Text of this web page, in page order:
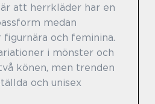
att herrkläder har en
medan
och feminina.
i mönster och
könen, men trenden
och unisex